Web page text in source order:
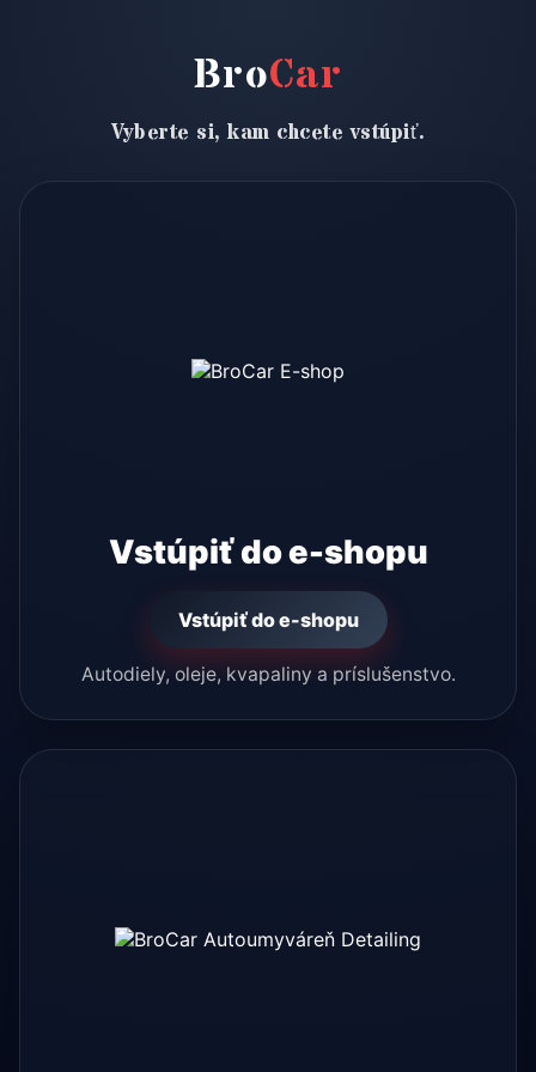
BroCar
Vyberte si, kam chcete vstúpiť.
Vstúpiť do e-shopu
Vstúpiť do e-shopu
Autodiely, oleje, kvapaliny a príslušenstvo.